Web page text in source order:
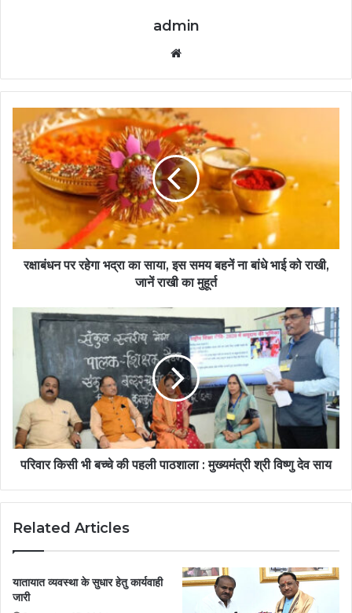
admin
रक्षाबंधन पर रहेगा भद्रा का साया, इस समय बहनें ना बांधे भाई को राखी,
जानें राखी का मुहूर्त
परिवार किसी भी बच्चे की पहली पाठशाला : मुख्यमंत्री श्री विष्णु देव साय
Related Articles
यातायात व्यवस्था के सुधार हेतु कार्यवाही
जारी